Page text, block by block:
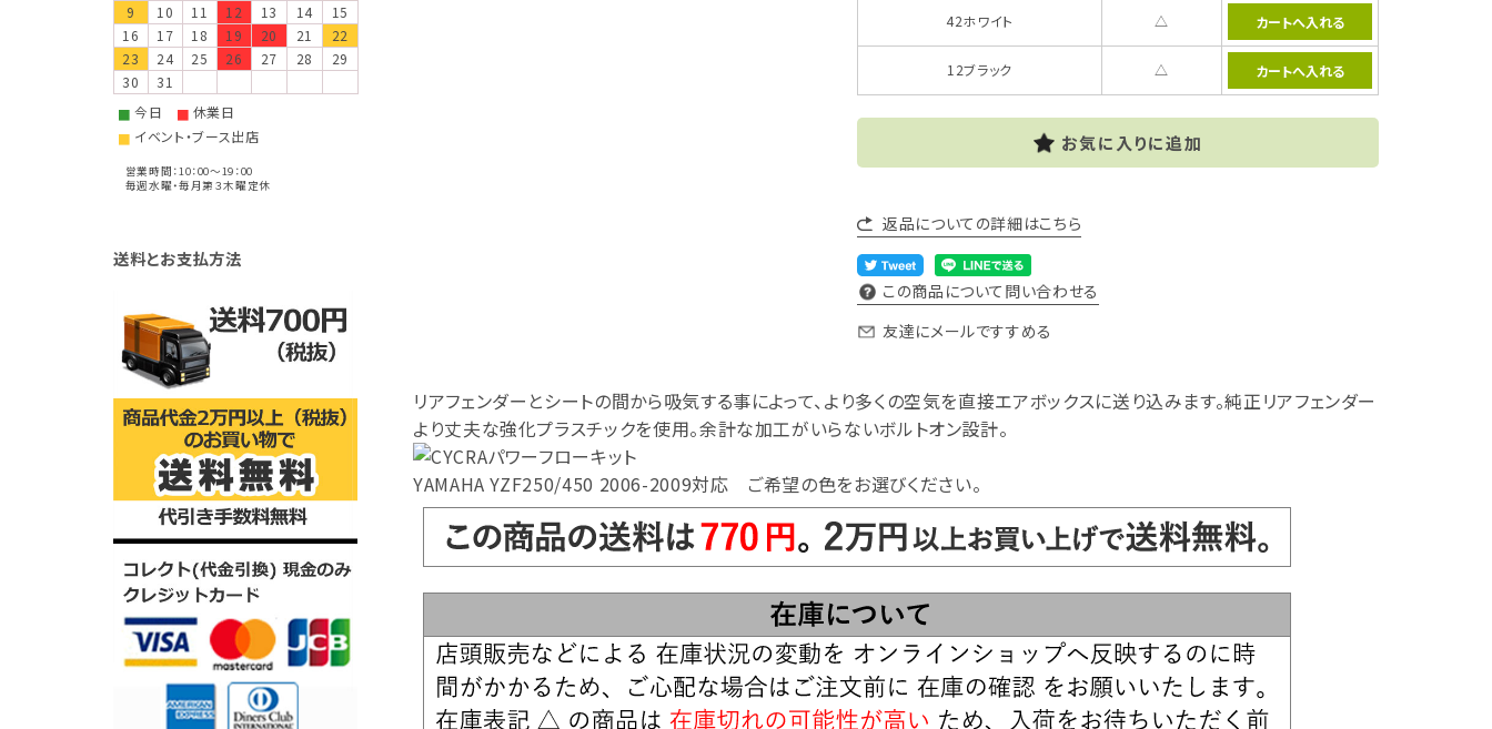
42ホワイト △
12ブラック △
お気に入りに追加
返品についての詳細はこちら
この商品について問い合わせる
友達にメールですすめる
リアフェンダーとシートの間から吸気する事によって、より多くの空気を直接エアボックスに送り込みます。純正リアフェンダー
より丈夫な強化プラスチックを使用。余計な加工がいらないボルトオン設計。
YAMAHA YZF250/450 2006-2009対応 ご希望の色をお選びください。
9
10 11 12 13 14
15
16
17 18 19 20 21
22
23
24 25 26 27 28
29
30
31
■ 今日 ■ 休業日
■ イベント・ブース出店
営業時間：10：00～19：00
毎週水曜・毎月第３木曜定休
送料とお支払方法